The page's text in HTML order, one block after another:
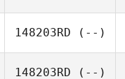
148203RD (--)
148203RD (--)